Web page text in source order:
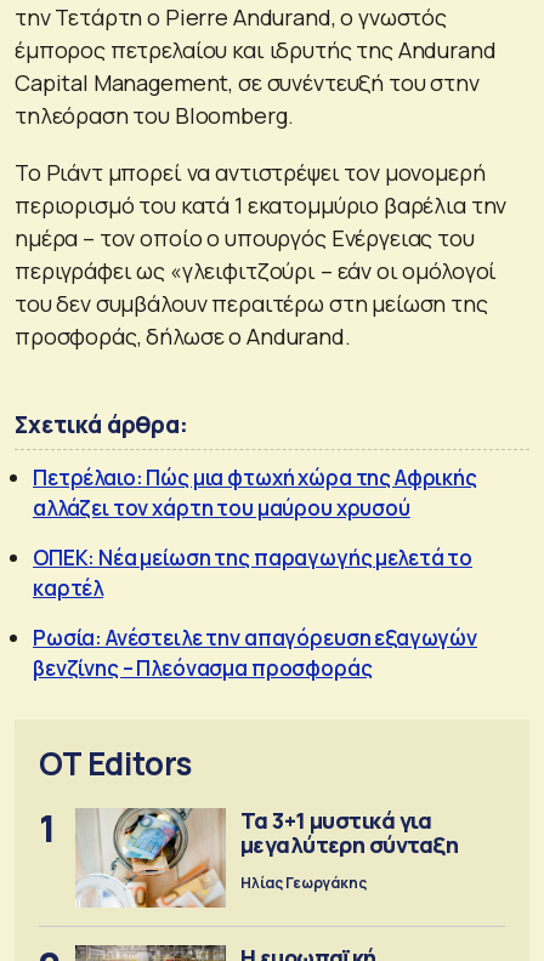
την Τετάρτη ο Pierre Andurand, ο γνωστός
έμπορος πετρελαίου και ιδρυτής της Andurand
Capital Management, σε συνέντευξή του στην
τηλεόραση του Bloomberg.
Το Ριάντ μπορεί να αντιστρέψει τον μονομερή
περιορισμό του κατά 1 εκατομμύριο βαρέλια την
ημέρα – τον οποίο ο υπουργός Ενέργειας του
περιγράφει ως «γλειφιτζούρι – εάν οι ομόλογοί
του δεν συμβάλουν περαιτέρω στη μείωση της
προσφοράς, δήλωσε ο Andurand.
Σχετικά άρθρα:
Πετρέλαιο: Πώς μια φτωχή χώρα της Αφρικής
αλλάζει τον χάρτη του μαύρου χρυσού
ΟΠΕΚ: Νέα μείωση της παραγωγής μελετά το
καρτέλ
Ρωσία: Ανέστειλε την απαγόρευση εξαγωγών
βενζίνης – Πλεόνασμα προσφοράς
OT Editors
1
Τα 3+1 μυστικά για
μεγαλύτερη σύνταξη
Ηλίας Γεωργάκης